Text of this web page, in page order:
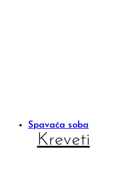
Spavaća soba
Kreveti